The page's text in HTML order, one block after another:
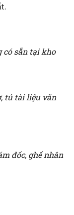
có sẵn tại kho
tủ tài liệu văn
đốc, ghế nhân